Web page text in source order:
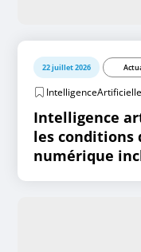
22 juillet 2026
IntelligenceArtificielle
Intelligence
les conditions
numérique